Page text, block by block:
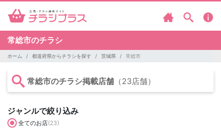
常総市のチラシ
ホーム 都道府県からチラシを探す 茨城県 常総市
常総市のチラシ掲載店舗 （23店舗）
ジャンルで絞り込み
全てのお店(23)